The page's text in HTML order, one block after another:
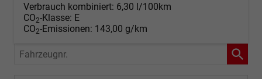
Verbrauch kombiniert: 6,30 l/100km
CO2-Klasse: E
CO2-Emissionen: 143,00 g/km
Fahrzeugnr.